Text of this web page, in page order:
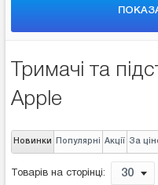
Тримачі та
Apple
Новинки Популярні Акції За
Товарів на сторінці: 30